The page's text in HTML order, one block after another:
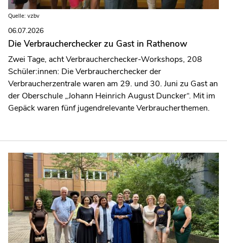
Quelle: vzbv
06.07.2026
Die Verbraucherchecker zu Gast in Rathenow
Zwei Tage, acht Verbraucherchecker-Workshops, 208
Schüler:innen: Die Verbraucherchecker der
Verbraucherzentrale waren am 29. und 30. Juni zu Gast an
der Oberschule „Johann Heinrich August Duncker“. Mit im
Gepäck waren fünf jugendrelevante Verbraucherthemen.